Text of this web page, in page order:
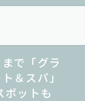
で「グラ
＆スパ」
ットも